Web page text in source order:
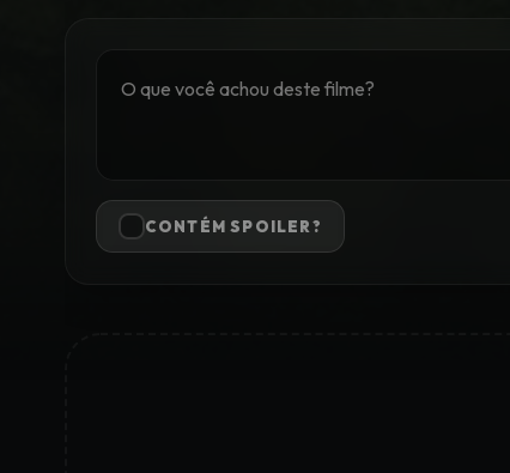
CONTÉM SPOILER?